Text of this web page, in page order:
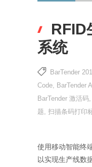
RFID
系统
BarTender
Code BarTender
BarTender 激活码
题 扫描条码打印
使用移动智能终
以实现生产线数